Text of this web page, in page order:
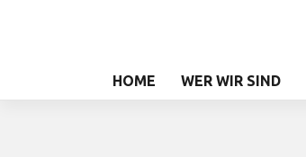
HOME WER WIR SIND